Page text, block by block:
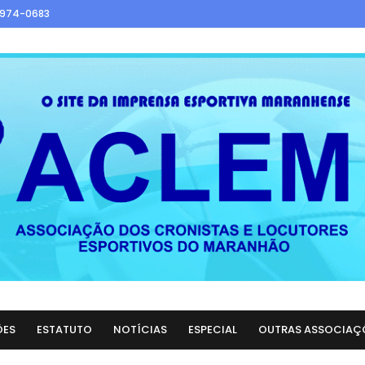
0683
ESTATUTO NOTÍCIAS ESPECIAL OUTRAS